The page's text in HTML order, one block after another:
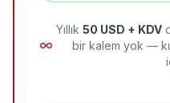
Yıllık 50 USD + KDV
bir kalem yok —